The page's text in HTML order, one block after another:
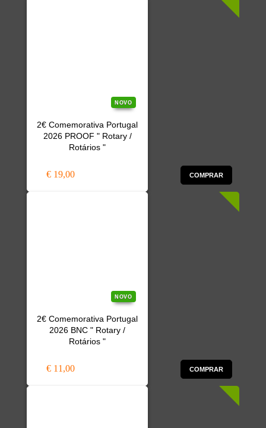
NOVO
2€ Comemorativa Portugal
2026 PROOF " Rotary /
Rotários "
€ 19,00 COMPRAR
NOVO
2€ Comemorativa Portugal
2026 BNC " Rotary /
Rotários "
€ 11,00 COMPRAR